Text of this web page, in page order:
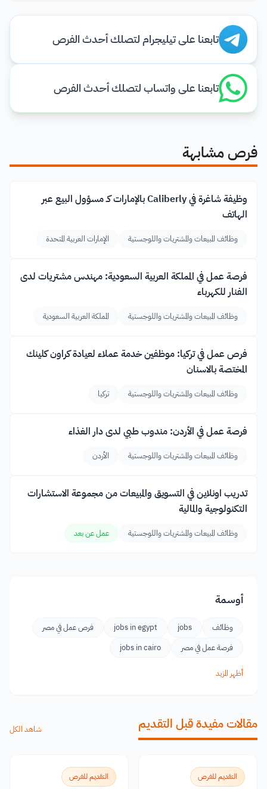
تابعنا على تيليجرام لتصلك أحدث الفرص
تابعنا على واتساب لتصلك أحدث الفرص
فرص مشابهة
وظيفة شاغرة في Caliberly بالإمارات كـ مسؤول البيع عبر
الهاتف
وظائف المبيعات والمشتريات واللوجستية الإمارات العربية المتحدة
فرصة عمل في المملكة العربية السعودية: مهندس مشتريات لدى
الفنار للكهرباء
وظائف المبيعات والمشتريات واللوجستية المملكة العربية السعودية
فرص عمل في تركيا: موظفين خدمة عملاء لعيادة كراون كلينك
المختصة بالاسنان
وظائف المبيعات والمشتريات واللوجستية تركيا
فرصة عمل في الأردن: مندوب طبي لدى دار الغذاء
وظائف المبيعات والمشتريات واللوجستية الأردن
تدريب اونلاين في التسويق والمبيعات من مجموعة الاستشارات
التكنولوجية والمالية
وظائف المبيعات والمشتريات واللوجستية عمل عن بعد
أوسمة
وظائف jobs
jobs in egypt
فرص عمل في مصر
فرصة عمل في مصر
jobs in cairo
أظهر المزيد
مقالات مفيدة قبل التقديم شاهد الكل
التقديم للفرص التقديم للفرص